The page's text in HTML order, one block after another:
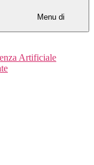
Menu di
Artificiale